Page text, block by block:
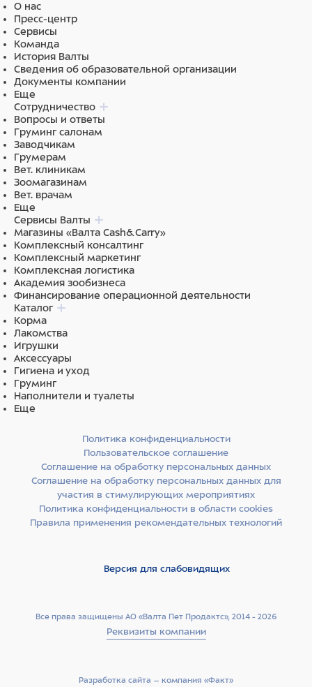
О нас
Пресс-центр
Сервисы
Команда
История Валты
Сведения об образовательной организации
Документы компании
Еще
Сотрудничество
Вопросы и ответы
Груминг салонам
Заводчикам
Грумерам
Вет. клиникам
Зоомагазинам
Вет. врачам
Еще
Сервисы Валты
Магазины «Валта Cash&Carry»
Комплексный консалтинг
Комплексный маркетинг
Комплексная логистика
Академия зообизнеса
Финансирование операционной деятельности
Каталог
Корма
Лакомства
Игрушки
Аксессуары
Гигиена и уход
Груминг
Наполнители и туалеты
Еще
Все права защищены АО «Валта Пет Продактс», 2014 - 2026
Реквизиты компании
Политика конфиденциальности
Пользовательское соглашение
Соглашение на обработку персональных данных
Соглашение на обработку персональных данных для
участия в стимулирующих мероприятиях
Политика конфиденциальности в области cookies
Правила применения рекомендательных технологий
Версия для слабовидящих
Разработка сайта –­ компания «Факт»